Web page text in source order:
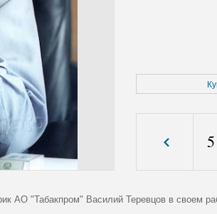
5
АО "Табакпром" Василий Теревцов в своем